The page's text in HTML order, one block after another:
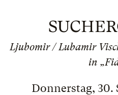
Ljubomir / Lubamir
in
Donnerstag, 30.